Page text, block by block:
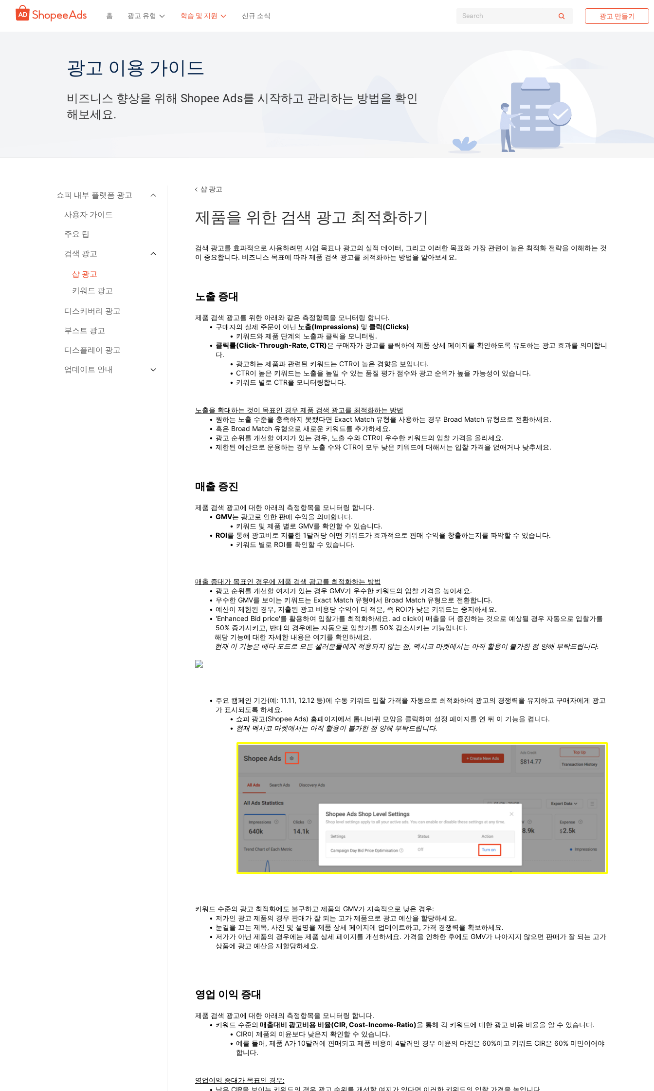
홈 광고 유형 학습 및 지원 신규 소식 광고 만들기
광고 이용 가이드
비즈니스 향상을 위해 Shopee Ads를 시작하고 관리하는 방법을 확인
해보세요.
쇼피 내부 플랫폼 광고
사용자 가이드
주요 팁
검색 광고
샵 광고
키워드 광고
디스커버리 광고
부스트 광고
디스플레이 광고
업데이트 안내
샵 광고
제품을 위한 검색 광고 최적화하기
검색 광고를 효과적으로 사용하려면 사업 목표나 광고의 실적 데이터, 그리고 이러한 목표와 가장 관련이 높은 최적화 전략을 이해하는 것
이 중요합니다. 비즈니스 목표에 따라 제품 검색 광고를 최적화하는 방법을 알아보세요.
노출 증대
제품 검색 광고를 위한 아래와 같은 측정항목을 모니터링 합니다.
구매자의 실제 주문이 아닌 노출(Impressions) 및 클릭(Clicks)
키워드와 제품 단계의 노출과 클릭을 모니터링.
클릭률(Click-Through-Rate, CTR)은 구매자가 광고를 클릭하여 제품 상세 페이지를 확인하도록 유도하는 광고 효과를 의미합니
다.
광고하는 제품과 관련된 키워드는 CTR이 높은 경향을 보입니다.
CTR이 높은 키워드는 노출을 높일 수 있는 품질 평가 점수와 광고 순위가 높을 가능성이 있습니다.
키워드 별로 CTR을 모니터링합니다.
노출을 확대하는 것이 목표인 경우 제품 검색 광고를 최적화하는 방법
원하는 노출 수준을 충족하지 못했다면 Exact Match 유형을 사용하는 경우 Broad Match 유형으로 전환하세요.
혹은 Broad Match 유형으로 새로운 키워드를 추가하세요.
광고 순위를 개선할 여지가 있는 경우, 노출 수와 CTR이 우수한 키워드의 입찰 가격을 올리세요.
제한된 예산으로 운용하는 경우 노출 수와 CTR이 모두 낮은 키워드에 대해서는 입찰 가격을 없애거나 낮추세요.
매출 증진
제품 검색 광고에 대한 아래의 측정항목을 모니터링 합니다.
GMV는 광고로 인한 판매 수익을 의미합니다.
키워드 및 제품 별로 GMV를 확인할 수 있습니다.
ROI를 통해 광고비로 지불한 1달러당 어떤 키워드가 효과적으로 판매 수익을 창출하는지를 파악할 수 있습니다.
키워드 별로 ROI를 확인할 수 있습니다.
매출 증대가 목표인 경우에 제품 검색 광고를 최적화하는 방법
광고 순위를 개선할 여지가 있는 경우 GMV가 우수한 키워드의 입찰 가격을 높이세요.
우수한 GMV를 보이는 키워드는 Exact Match 유형에서 Broad Match 유형으로 전환합니다.
예산이 제한된 경우, 지출된 광고 비용당 수익이 더 적은, 즉 ROI가 낮은 키워드는 중지하세요.
'Enhanced Bid price'를 활용하여 입찰가를 최적화하세요. ad click이 매출을 더 증진하는 것으로 예상될 경우 자동으로 입찰가를
50% 증가시키고, 반대의 경우에는 자동으로 입찰가를 50% 감소시키는 기능입니다.
          해당 기능에 대한 자세한 내용은 여기를 확인하세요.
현재 이 기능은 베타 모드로 모든 셀러분들에게 적용되지 않는 점, 멕시코 마켓에서는 아직 활용이 불가한 점 양해 부탁드립니다.
주요 캠페인 기간(예: 11.11, 12.12 등)에 수동 키워드 입찰 가격을 자동으로 최적화하여 광고의 경쟁력을 유지하고 구매자에게 광고
가 표시되도록 하세요.
쇼피 광고(Shopee Ads) 홈페이지에서 톱니바퀴 모양을 클릭하여 설정 페이지를 연 뒤 이 기능을 켭니다.
현재 멕시코 마켓에서는 아직 활용이 불가한 점 양해 부탁드립니다.
키워드 수준의 광고 최적화에도 불구하고 제품의 GMV가 지속적으로 낮은 경우:
저가인 광고 제품의 경우 판매가 잘 되는 고가 제품으로 광고 예산을 할당하세요.
눈길을 끄는 제목, 사진 및 설명을 제품 상세 페이지에 업데이트하고, 가격 경쟁력을 확보하세요.
저가가 아닌 제품의 경우에는 제품 상세 페이지를 개선하세요. 가격을 인하한 후에도 GMV가 나아지지 않으면 판매가 잘 되는 고가
상품에 광고 예산을 재할당하세요.
영업 이익 증대
제품 검색 광고에 대한 아래의 측정항목을 모니터링 합니다.
키워드 수준의 매출대비 광고비용 비율(CIR, Cost-Income-Ratio)을 통해 각 키워드에 대한 광고 비용 비율을 알 수 있습니다.
CIR이 제품의 이윤보다 낮은지 확인할 수 있습니다.
예를 들어, 제품 A가 10달러에 판매되고 제품 비용이 4달러인 경우 이윤의 마진은 60%이고 키워드 CIR은 60% 미만이어야
합니다.
영업이익 증대가 목표인 경우: